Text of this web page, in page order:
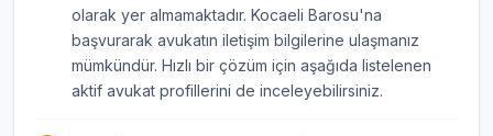
olarak yer almamaktadır. Kocaeli Barosu'na
başvurarak avukatın iletişim bilgilerine ulaşmanız
mümkündür. Hızlı bir çözüm için aşağıda listelenen
aktif avukat profillerini de inceleyebilirsiniz.